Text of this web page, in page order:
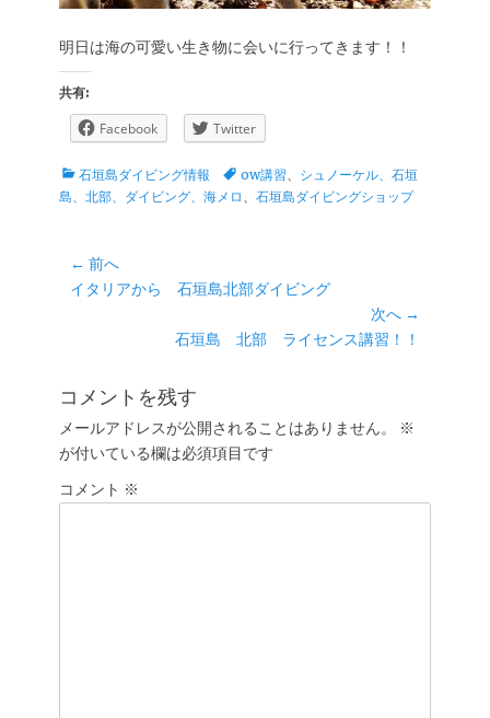
明日は海の可愛い生き物に会いに行ってきます！！
共有:
Facebook Twitter
カ
テ
石垣島ダイビング情報
タ
グ
ow講習、 シュノーケル、石垣
島、北部、ダイビング、海メロ 、 石垣島ダイビングショップ
投
稿
ー
シ
ョ
ン
← 前へ
前
イタリアから 石垣島北部ダイビング
次へ →
投
石垣島 北部 ライセンス講習！！
コメントを残す
メールアドレスが公開されることはありません。
※
が付いている欄は必須項目です
コメント ※